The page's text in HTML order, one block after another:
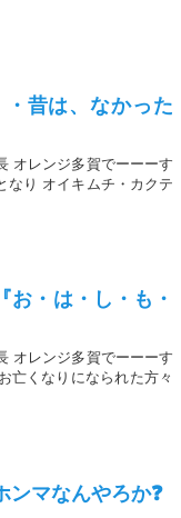
昔は、なかった
オレンジ多賀でーーーす
なり オイキムチ・カクテ
・は・し・も・
オレンジ多賀でーーーす
亡くなりになられた方々
マなんやろか❓